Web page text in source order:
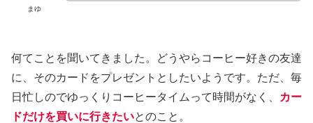
まゆ
何てことを聞いてきました。どうやらコーヒー好きの友達
に、そのカードをプレゼントとしたいようです。ただ、毎
日忙しのでゆっくりコーヒータイムって時間がなく、
カー
ドだけを買いに行きたいとのこと。